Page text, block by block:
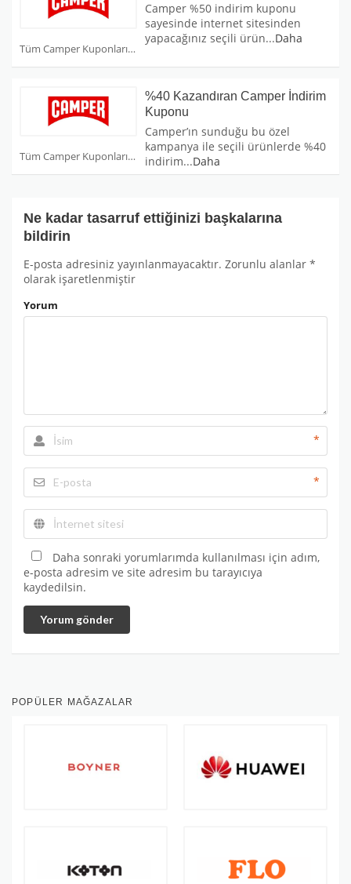
Tüm Camper Kuponları
Camper %50 indirim kuponu
sayesinde internet sitesinden
yapacağınız seçili ürün...Daha
Tüm Camper Kuponları
%40 Kazandıran Camper İndirim
Kuponu
Camper’ın sunduğu bu özel
kampanya ile seçili ürünlerde %40
indirim...Daha
Ne kadar tasarruf ettiğinizi başkalarına
bildirin
E-posta adresiniz yayınlanmayacaktır. Zorunlu alanlar *
olarak işaretlenmiştir
Yorum
*
*
Daha sonraki yorumlarımda kullanılması için adım,
e-posta adresim ve site adresim bu tarayıcıya
kaydedilsin.
Yorum gönder
POPÜLER MAĞAZALAR